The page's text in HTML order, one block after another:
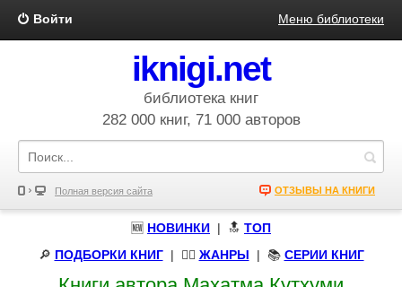
Войти Меню библиотеки
iknigi.net
библиотека книг
282 000 книг, 71 000 авторов
Полная версия сайта ОТЗЫВЫ НА КНИГИ
🆕 НОВИНКИ | 🔝 ТОП
🔎 ПОДБОРКИ КНИГ| 🧝‍♀️ ЖАНРЫ | 📚 СЕРИИ КНИГ